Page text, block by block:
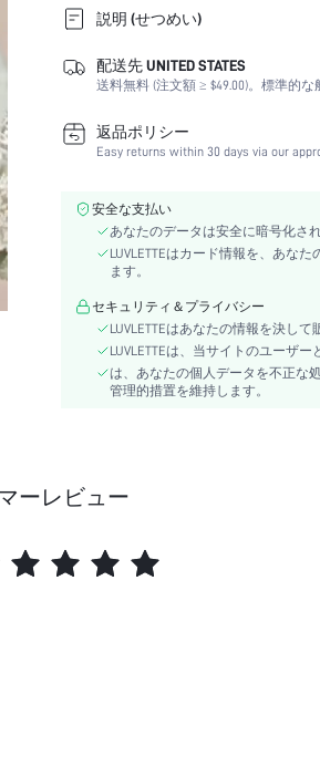
説明 (せつめい)
フィットタイプ:
レギュラーフ
お手入れ方法:
洗濯機洗い可
スリーブタイプ:
詳細:
コントラスト
透明度:
スタイル:
エレガント,
タイプ:
パンツセット
ウエストライン:
Natural
睡眠
2個セット
グリーン
ポケット:
本体:
配送先 UNITED STATES
送料無料 (注文額 ≥ $49.00)。 標準的な
返品ポリシー
Easy returns within 30 days via our
安全な支払い
あなたのデータは安全に暗号化され
LUVLETTEはカード情報を、あな
ます。
セキュリティ＆プライバシー
LUVLETTEはあなたの情報を決して
LUVLETTEは、当サイトのユーザ
は、あなたの個人データを不正な
管理的措置を維持します。
ーレビュー